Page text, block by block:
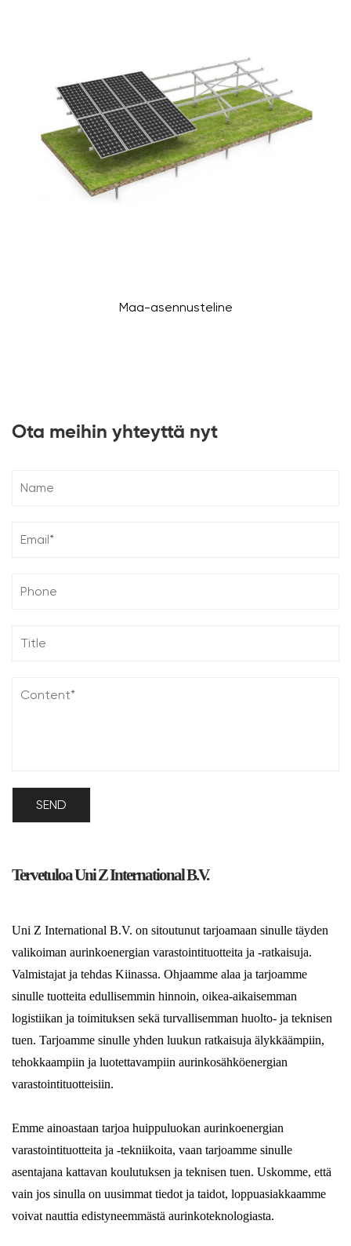
Maa-asennusteline
Ota meihin yhteyttä nyt
Tervetuloa Uni Z International B.V.
Uni Z International B.V. on sitoutunut tarjoamaan sinulle täyden
valikoiman aurinkoenergian varastointituotteita ja -ratkaisuja.
Valmistajat ja tehdas Kiinassa. Ohjaamme alaa ja tarjoamme
sinulle tuotteita edullisemmin hinnoin, oikea-aikaisemman
logistiikan ja toimituksen sekä turvallisemman huolto- ja teknisen
tuen. Tarjoamme sinulle yhden luukun ratkaisuja älykkäämpiin,
tehokkaampiin ja luotettavampiin aurinkosähköenergian
varastointituotteisiin.
Emme ainoastaan ​​tarjoa huippuluokan aurinkoenergian
varastointituotteita ja -tekniikoita, vaan tarjoamme sinulle
asentajana kattavan koulutuksen ja teknisen tuen. Uskomme, että
vain jos sinulla on uusimmat tiedot ja taidot, loppuasiakkaamme
voivat nauttia edistyneemmästä aurinkoteknologiasta.